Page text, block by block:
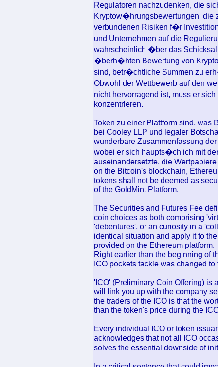
Regulatoren nachzudenken, die
Kryptow�hrungsbewertungen, die
verbundenen Risiken f�r
und Unternehmen auf die
wahrscheinlich �ber das Schicksal
�berh�hten Bewertung von
sind, betr�chtliche Summen zu
Obwohl der Wettbewerb auf den
nicht hervorragend ist, muss er
konzentrieren.
Token zu einer Plattform sind, was
bei Cooley LLP und legaler
wunderbare Zusammenfassung
wobei er sich haupts�chlich mit
auseinandersetzte, die
on the Bitcoin's blockchain,
tokens shall not be deemed as
of the GoldMint Platform.
The Securities and Futures Fee
coin choices as both comprising
'debentures', or an curiosity in a
identical situation and apply it to
provided on the Ethereum platform.
Right earlier than the beginning of
ICO pockets tackle was changed to
'ICO' (Preliminary Coin Offering) is
will link you up with the company
the traders of the ICO is that the
than the token's price during the
Every individual ICO or token
acknowledges that not all ICO
solves the essential downside of